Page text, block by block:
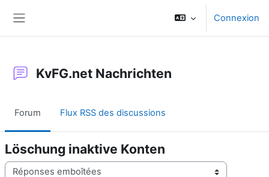
Connexion
KvFG.net Nachrichten
Forum Flux RSS des discussions
Löschung inaktive Konten
Type d’affichage